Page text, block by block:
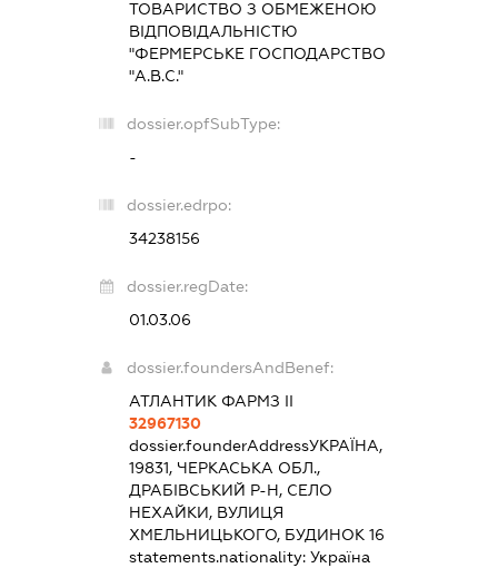
ТОВАРИСТВО З ОБМЕЖЕНОЮ
ВІДПОВІДАЛЬНІСТЮ
"ФЕРМЕРСЬКЕ ГОСПОДАРСТВО
"А.В.С."
dossier.opfSubType:
-
dossier.edrpo:
34238156
dossier.regDate:
01.03.06
dossier.foundersAndBenef:
АТЛАНТИК ФАРМЗ ІІ
32967130
dossier.founderAddressУКРАЇНА,
19831, ЧЕРКАСЬКА ОБЛ.,
ДРАБІВСЬКИЙ Р-Н, СЕЛО
НЕХАЙКИ, ВУЛИЦЯ
ХМЕЛЬНИЦЬКОГО, БУДИНОК 16
statements.nationality:Україна